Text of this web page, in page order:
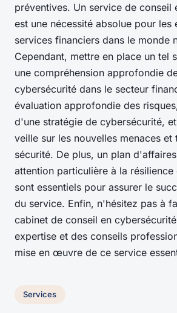
préventives. Un service de conseil
est une nécessité absolue pour les
services financiers dans le monde
Cependant, mettre en place un tel
une compréhension approfondie
cybersécurité dans le secteur
évaluation approfondie des
d'une stratégie de cybersécurité,
veille sur les nouvelles menaces et
sécurité. De plus, un plan
attention particulière à la
sont essentiels pour assurer le
du service. Enfin, n'hésitez pas à
cabinet de conseil en
expertise et des conseils
mise en œuvre de ce service
Services